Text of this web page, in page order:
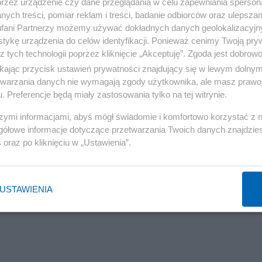
mężowi, bo się jej przyśniło, że ją zdradził. I się
co jest celowym zabiegiem. Bo on powinien
treści, pomiar reklam i treści, badanie odbiorców oraz
Partnerzy możemy używać dokładnych danych
urządzenia do celów identyfikacji. Ponieważ cenimy Twoją
tych technologii poprzez kliknięcie „Akceptuję”. Zgoda jest
przycisk ustawień prywatności znajdujący się w lewym
danych nie wymagają zgody użytkownika, ale masz
Preferencje będą miały zastosowania tylko na tej witrynie.
informacjami, abyś mógł świadomie i komfortowo korzystać z
informacje dotyczące przetwarzania Twoich danych
oraz po kliknięciu w „Ustawienia”.
USTAWIENIA